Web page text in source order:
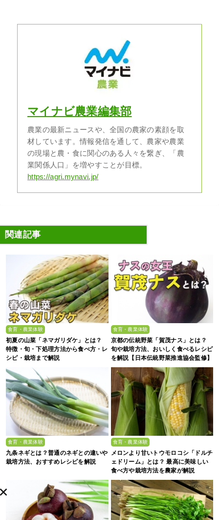
マイナビ農業編集部
農業の最新ニュースや、全国の農家の素顔を取
材しています。情報発信を通して、農家や農業
の現場と農・食に関心のある人々を繋ぎ、「農
業関係人口」を増やすことが目標。
https://agri.mynavi.jp/
関連記事
食育・農業体験
初夏の山菜「ネマガリダケ」とは？
特徴・旬・下処理方法から食べ方・レ
シピ・栽培まで解説
食育・農業体験
京都の伝統野菜「賀茂ナス」とは？
旬や栽培方法、おいしく食べるレシピ
を解説【日本伝統野菜推進協会監修】
食育・農業体験
九条ネギとは？普通のネギとの違いや
栽培方法、おすすめレシピを解説
食育・農業体験
メロンより甘いトウモロコシ「ドルチ
ェドリーム」とは？ 最高に美味しい
食べ方や栽培方法を農家が解説